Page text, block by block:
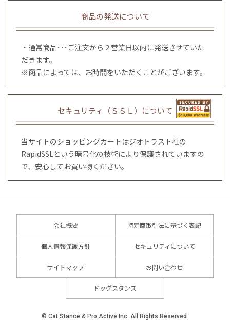
商品の発送について
・通常商品･･･ご注文から２営業日以内に発送させていた
だきます。
※商品によっては、お時間をいただくことがございます。
セキュリティ（ＳＳＬ）について
当サイトのショッピングカートはジオトラスト社の
RapidSSLという暗号化の技術により保護されていますの
で、安心してお買い物ください。
会社概要 特定商取引法に基づく表記
個人情報保護方針 セキュリティについて
サイトマップ お問い合わせ
ドッグスタンス
© Cat Stance & Pro Active Inc. All Rights Reserved.